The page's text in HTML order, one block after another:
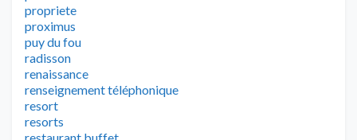
propriete
proximus
puy du fou
radisson
renaissance
renseignement téléphonique
resort
resorts